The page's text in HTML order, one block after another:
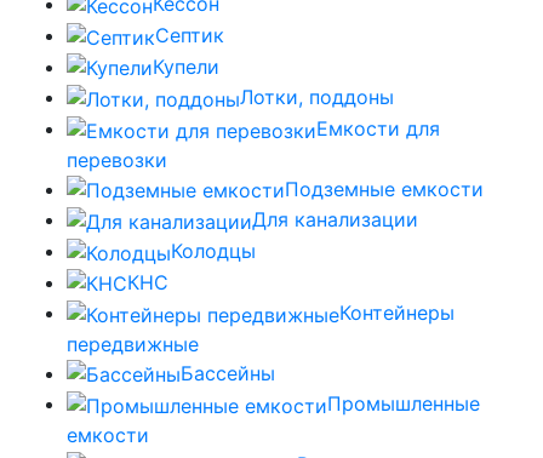
Септик
Купели
Лотки, поддоны
Емкости для
перевозки
Подземные емкости
Для канализации
Колодцы
КНС
Контейнеры
передвижные
Бассейны
Промышленные
емкости